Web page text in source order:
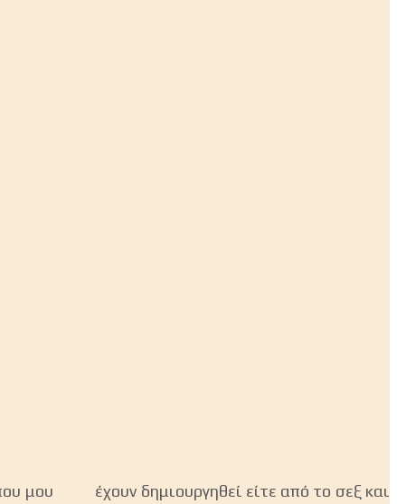
μου έχουν δημιουργηθεί είτε από το σεξ και